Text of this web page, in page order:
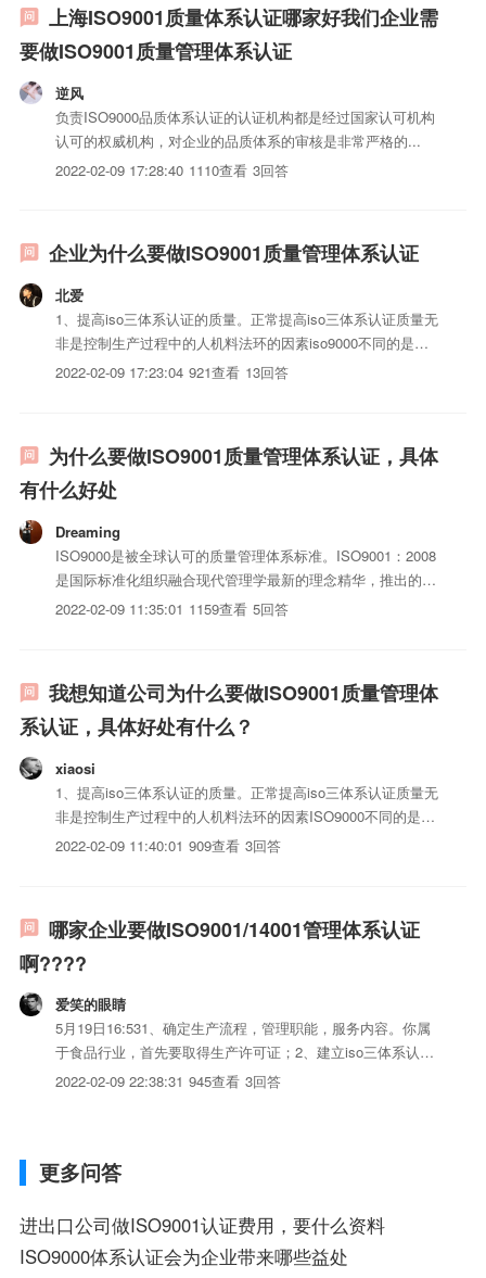
上海ISO9001质量体系认证哪家好我们企业需
要做ISO9001质量管理体系认证
逆风
负责ISO9000品质体系认证的认证机构都是经过国家认可机构
认可的权威机构，对企业的品质体系的审核是非常严格的...
2022-02-09 17:28:40 1110查看 3回答
企业为什么要做ISO9001质量管理体系认证
北爱
1、提高iso三体系认证的质量。正常提高iso三体系认证质量无
非是控制生产过程中的人机料法环的因素iso9000不同的是，
它还控制五大因素的持续改进，最终使iso三体系认证的质量
2022-02-09 17:23:04 921查看 13回答
为什么要做ISO9001质量管理体系认证，具体
有什么好处
Dreaming
ISO9000是被全球认可的质量管理体系标准。ISO9001：2008
是国际标准化组织融合现代管理学最新的理念精华，推出的最
新质量管理体系标准，更加适用于各种类型、各种行业的组
2022-02-09 11:35:01 1159查看 5回答
我想知道公司为什么要做ISO9001质量管理体
系认证，具体好处有什么？
xiaosi
1、提高iso三体系认证的质量。正常提高iso三体系认证质量无
非是控制生产过程中的人机料法环的因素ISO9000不同的是，
它还控制五大因素的持续改进，最终使iso三体系认证的质量
2022-02-09 11:40:01 909查看 3回答
哪家企业要做ISO9001/14001管理体系认证
啊????
爱笑的眼睛
5月19日16:531、确定生产流程，管理职能，服务内容。你属
于食品行业，首先要取得生产许可证；2、建立iso三体系认证
化的质量管理体系（也就是编制体系iso三体系认证：编制质
2022-02-09 22:38:31 945查看 3回答
更多问答
进出口公司做ISO9001认证费用，要什么资料
ISO9000体系认证会为企业带来哪些益处